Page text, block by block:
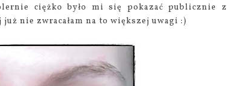
ciężko było mi się pokazać publicznie z
nie zwracałam na to większej uwagi :)